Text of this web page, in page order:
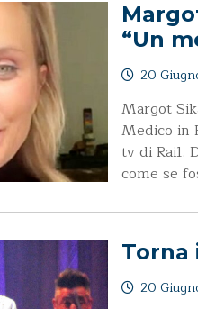
“Un
20
Margot
Medico in
tv di Rai1.
come se
Torna
20